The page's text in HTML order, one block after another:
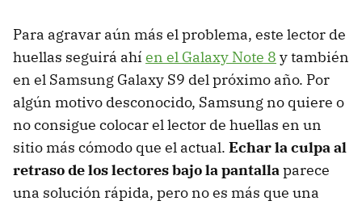
Para agravar aún más el problema, este lector de
huellas seguirá ahí en el Galaxy Note 8 y también
en el Samsung Galaxy S9 del próximo año. Por
algún motivo desconocido, Samsung no quiere o
no consigue colocar el lector de huellas en un
sitio más cómodo que el actual. Echar la culpa al
retraso de los lectores bajo la pantallaparece
una solución rápida, pero no es más que una